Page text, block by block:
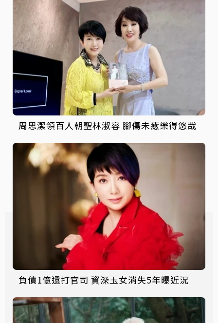
周思潔領百人朝聖林淑容 腳傷未癒樂得悠哉
負債1億還打官司 資深玉女消失5年曝近況